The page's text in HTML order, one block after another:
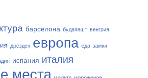
барселона будапешт венгрия
дрезден европа еда замки
испания италия
места